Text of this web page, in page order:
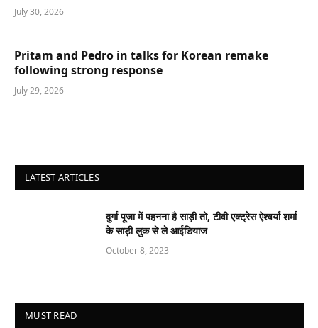
July 30, 2026
Pritam and Pedro in talks for Korean remake
following strong response
July 29, 2026
LATEST ARTICLES
दुर्गा पूजा में पहनना है साड़ी तो, टीवी एक्ट्रेस ऐश्वर्या शर्मा
के साड़ी लुक से ले आईडियाज
October 8, 2023
MUST READ